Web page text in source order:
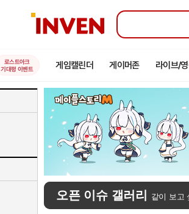
인
로스트아크
기대평 이벤트
게임캘린더 게이머존 라이브/
오픈 이슈 갤러리 같이 보고